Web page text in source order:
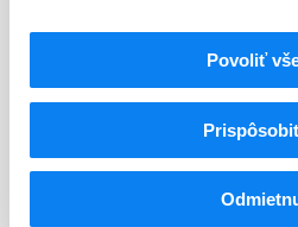
Povoliť
ATC
KRV A
B01
ANTITROMBOTIKÁ
B01AE07
Dabigatran-